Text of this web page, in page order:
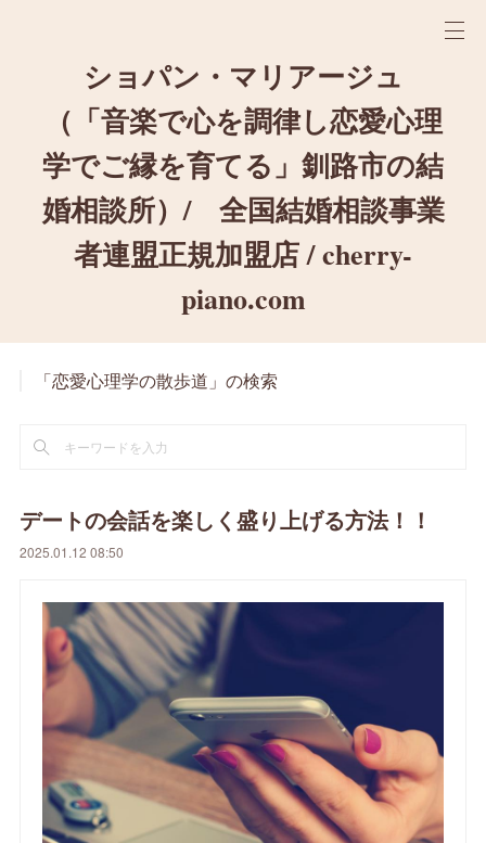
ショパン・マリアージュ
（「音楽で心を調律し恋愛心理
学でご縁を育てる」釧路市の結
婚相談所）/ 全国結婚相談事業
者連盟正規加盟店 / cherry-
piano.com
「恋愛心理学の散歩道」の検索
デートの会話を楽しく盛り上げる方法！！
2025.01.12 08:50